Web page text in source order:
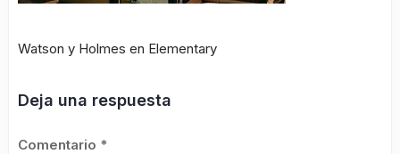
Watson y Holmes en Elementary
Deja una respuesta
Comentario *